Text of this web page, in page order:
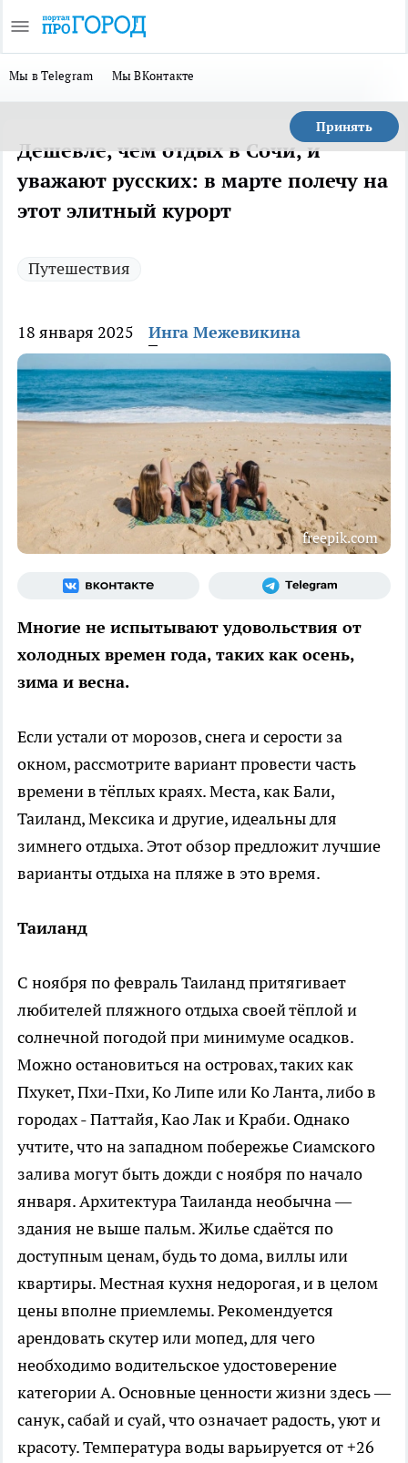
Мы в Telegram Мы ВКонтакте
Принять
Дешевле, чем отдых в Сочи, и
уважают русских: в марте полечу на
этот элитный курорт
Путешествия
18 января 2025 Инга Межевикина
freepik.com
Многие не испытывают удовольствия от
холодных времен года, таких как осень,
зима и весна.
Если устали от морозов, снега и серости за
окном, рассмотрите вариант провести часть
времени в тёплых краях. Места, как Бали,
Таиланд, Мексика и другие, идеальны для
зимнего отдыха. Этот обзор предложит лучшие
варианты отдыха на пляже в это время.
Таиланд
С ноября по февраль Таиланд притягивает
любителей пляжного отдыха своей тёплой и
солнечной погодой при минимуме осадков.
Можно остановиться на островах, таких как
Пхукет, Пхи-Пхи, Ко Липе или Ко Ланта, либо в
городах - Паттайя, Као Лак и Краби. Однако
учтите, что на западном побережье Сиамского
залива могут быть дожди с ноября по начало
января. Архитектура Таиланда необычна —
здания не выше пальм. Жилье сдаётся по
доступным ценам, будь то дома, виллы или
квартиры. Местная кухня недорогая, и в целом
цены вполне приемлемы. Рекомендуется
арендовать скутер или мопед, для чего
необходимо водительское удостоверение
категории А. Основные ценности жизни здесь —
санук, сабай и суай, что означает радость, уют и
красоту. Температура воды варьируется от +26